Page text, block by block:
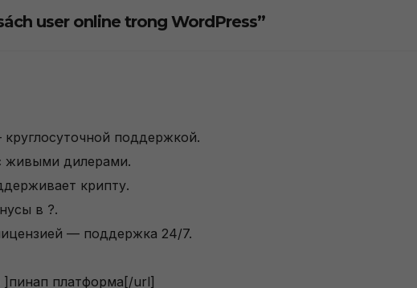
user online trong WordPress”
поддержкой.
живыми дилерами.
крипту.
в ?.
— поддержка 24/7.
]пинап платформа[/url]